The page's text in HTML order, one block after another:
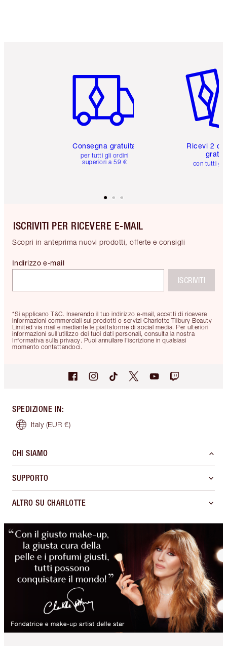
Consegna gratuita
per tutti gli ordini
superiori a 59 €
Ricevi 2
con tutti gli
ISCRIVITI PER RICEVERE E-MAIL
Scopri in anteprima nuovi prodotti, offerte e consigli
*Si applicano T&C. Inserendo il tuo indirizzo e-mail, accetti di ricevere
informazioni commerciali sui prodotti o servizi Charlotte Tilbury Beauty
Limited via mail e mediante le piattaforme di social media. Per ulteriori
informazioni sull'utilizzo dei tuoi dati personali, consulta la nostra
Informativa sulla privacy. Puoi annullare l'iscrizione in qualsiasi
momento contattandoci.
Indirizzo e-mail
ISCRIVITI
SPEDIZIONE IN:
Italy (EUR €)
CHI SIAMO
SUPPORTO
ALTRO SU CHARLOTTE